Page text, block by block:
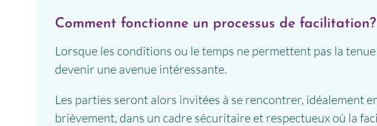
Comment fonctionne un processus de facilitation?
Lorsque les conditions ou le temps ne permettent pas la
devenir une avenue intéressante.
Les parties seront alors invitées à se rencontrer, idéalement
brièvement, dans un cadre sécuritaire et respectueux où la